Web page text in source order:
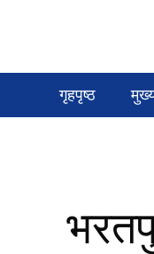
गृहपृष्ठ